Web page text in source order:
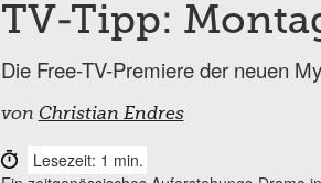
TV-Tipp:
Die Free-TV-Premiere der neuen
von Christian Endres
Lesezeit: 1 min.